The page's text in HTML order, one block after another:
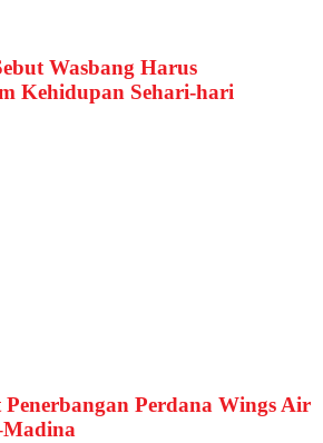
Wasbang Harus
Kehidupan Sehari-hari
Perdana Wings Air